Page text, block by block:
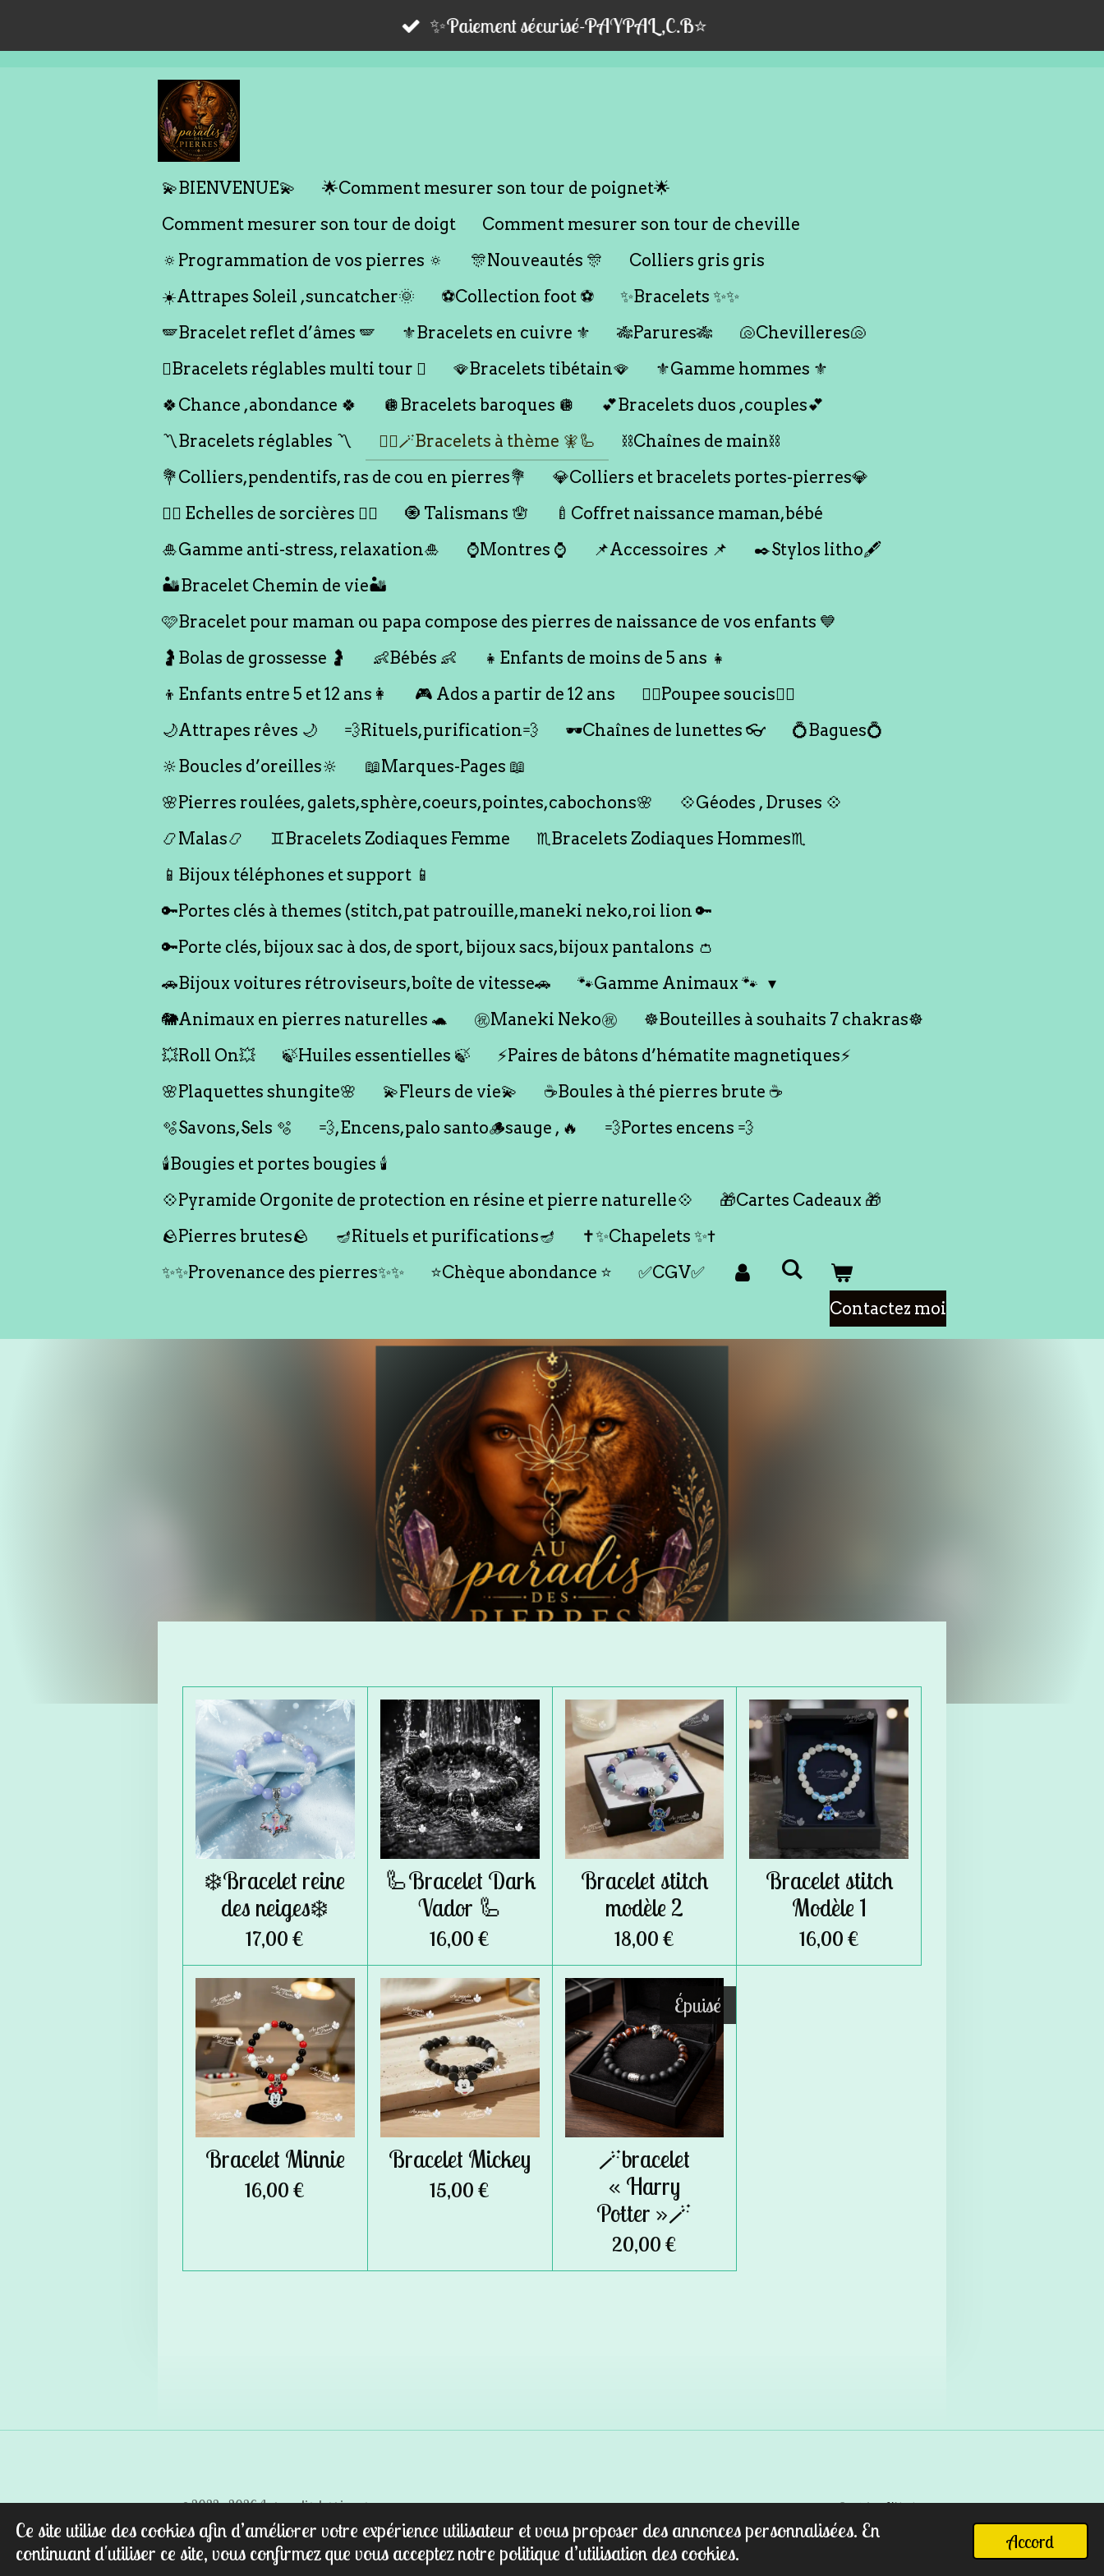
Ce site utilise des cookies afin d’améliorer votre expérience utilisateur et vous proposer des annonces personnalisées. En
continuant d'utiliser ce site, vous confirmez que vous acceptez notre politique d’utilisation des cookies.
Accord
au
✨Paiement sécurisé-PAYPAL,C.B⭐️
💫BIENVENUE💫
🌟Comment mesurer son tour de poignet🌟
Comment mesurer son tour de doigt
Comment mesurer son tour de cheville
🔅Programmation de vos pierres 🔅
🎊Nouveautés 🎊
Colliers gris gris
☀️Attrapes Soleil ,suncatcher🌞
⚽️Collection foot ⚽️
✨Bracelets ✨✨
🪽Bracelet reflet d’âmes 🪽
⚜️Bracelets en cuivre ⚜️ 🎋Parures🎋
🐚Chevilleres🐚
🪎Bracelets réglables multi tour 🪎
🪭Bracelets tibétain🪭
⚜️Gamme hommes ⚜️
🍀Chance ,abondance 🍀
🪩Bracelets baroques 🪩
💕Bracelets duos ,couples💕
〽️Bracelets réglables 〽️
🧞‍♂️🪄Bracelets à thème 🧚🦾
⛓️Chaînes de main⛓️
💐Colliers,pendentifs, ras de cou en pierres💐
💎Colliers et bracelets portes-pierres💎
🧙‍♀️ Echelles de sorcières 🧙‍♀️
🧿 Talismans 🪬
🍼Coffret naissance maman,bébé
🎍Gamme anti-stress, relaxation🎍
⌚️Montres ⌚️ 📌Accessoires 📌
✒️Stylos litho🖋️
🏜️Bracelet Chemin de vie🏜️
🩷Bracelet pour maman ou papa compose des pierres de naissance de vos enfants 💙
🤰Bolas de grossesse 🤰
👶Bébés 👶
👧Enfants de moins de 5 ans 👧
👦Enfants entre 5 et 12 ans👩
🎮 Ados a partir de 12 ans
🙇‍♂️Poupee soucis🙇‍♀️
🌙Attrapes rêves 🌙
💨Rituels,purification💨 🕶️Chaînes de lunettes 👓
💍Bagues💍
🔆Boucles d’oreilles🔆
📖Marques-Pages 📖
🌸Pierres roulées, galets,sphère,coeurs,pointes,cabochons🌸
💠Géodes , Druses 💠
📿Malas📿
♊️Bracelets Zodiaques Femme
♏️Bracelets Zodiaques Hommes♏️
📱Bijoux téléphones et support 📱
🔑Portes clés à themes (stitch,pat patrouille,maneki neko,roi lion 🔑
🔑Porte clés, bijoux sac à dos, de sport, bijoux sacs,bijoux pantalons 👛
🚗Bijoux voitures rétroviseurs,boîte de vitesse🚗
🐾Gamme Animaux 🐾
🐘Animaux en pierres naturelles 🐢
㊗️Maneki Neko㊗️
☸️Bouteilles à souhaits 7 chakras☸️
💥Roll On💥
🍃Huiles essentielles 🍃
⚡️Paires de bâtons d’hématite magnetiques⚡️
🌸Plaquettes shungite🌸
💫Fleurs de vie💫
☕️Boules à thé pierres brute ☕️
🫧Savons,Sels 🫧
💨,Encens,palo santo🪵sauge , 🔥
💨Portes encens 💨
🕯️Bougies et portes bougies 🕯️
💠Pyramide Orgonite de protection en résine et pierre naturelle💠
🎁Cartes Cadeaux 🎁
🪨Pierres brutes🪨
🪔Rituels et purifications🪔
✝️✨Chapelets ✨✝️
✨✨Provenance des pierres✨✨
⭐️Chèque abondance ⭐️
✅CGV✅
Contactez moi
❄️Bracelet reine
des neiges❄️
17,00 €
🦾Bracelet Dark
Vador 🦾
16,00 €
Bracelet stitch
modèle 2
18,00 €
Bracelet stitch
Modèle 1
16,00 €
Bracelet Minnie
16,00 €
Bracelet Mickey
15,00 €
Épuisé
🪄bracelet
« Harry
Potter »🪄
20,00 €
© 2022 - 2026 Au paradis des pierres Propulsé parWebador